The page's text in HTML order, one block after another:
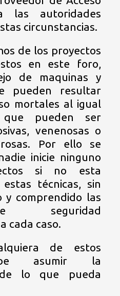
autoridades
circunstancias.
de los proyectos
en este foro,
de maquinas y
pueden resultar
mortales al igual
que pueden ser
venenosas o
Por ello se
inicie ninguno
si no esta
técnicas, sin
comprendido las
seguridad
cada caso.
de estos
asumir la
de lo que pueda